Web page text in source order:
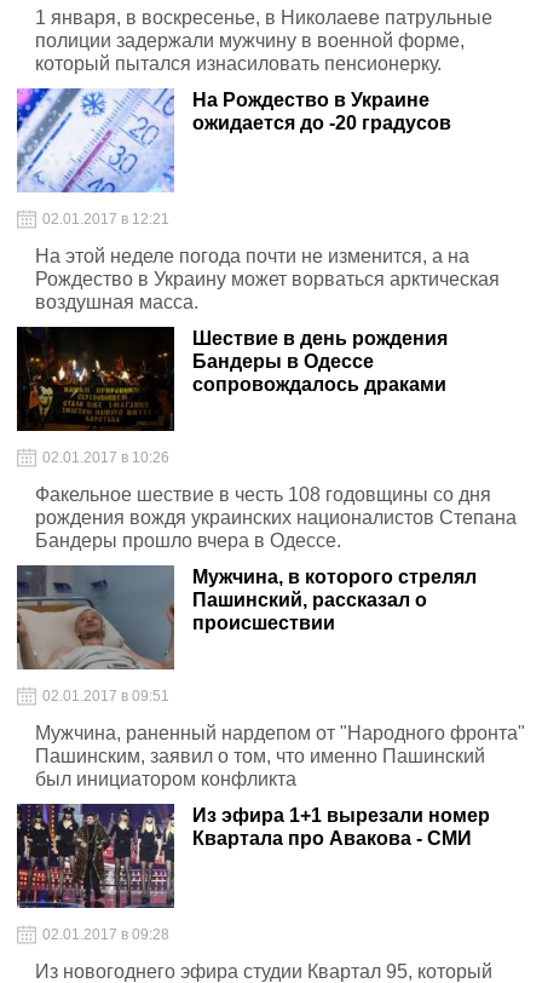
1 января, в воскресенье, в Николаеве патрульные
полиции задержали мужчину в военной форме,
который пытался изнасиловать пенсионерку.
На Рождество в Украине
ожидается до -20 градусов
02.01.2017 в 12:21
На этой неделе погода почти не изменится, а на
Рождество в Украину может ворваться арктическая
воздушная масса.
Шествие в день рождения
Бандеры в Одессе
сопровождалось драками
02.01.2017 в 10:26
Факельное шествие в честь 108 годовщины со дня
рождения вождя украинских националистов Степана
Бандеры прошло вчера в Одессе.
Мужчина, в которого стрелял
Пашинский, рассказал о
происшествии
02.01.2017 в 09:51
Мужчина, раненный нардепом от "Народного фронта"
Пашинским, заявил о том, что именно Пашинский
был инициатором конфликта
Из эфира 1+1 вырезали номер
Квартала про Авакова - СМИ
02.01.2017 в 09:28
Из новогоднего эфира студии Квартал 95, который